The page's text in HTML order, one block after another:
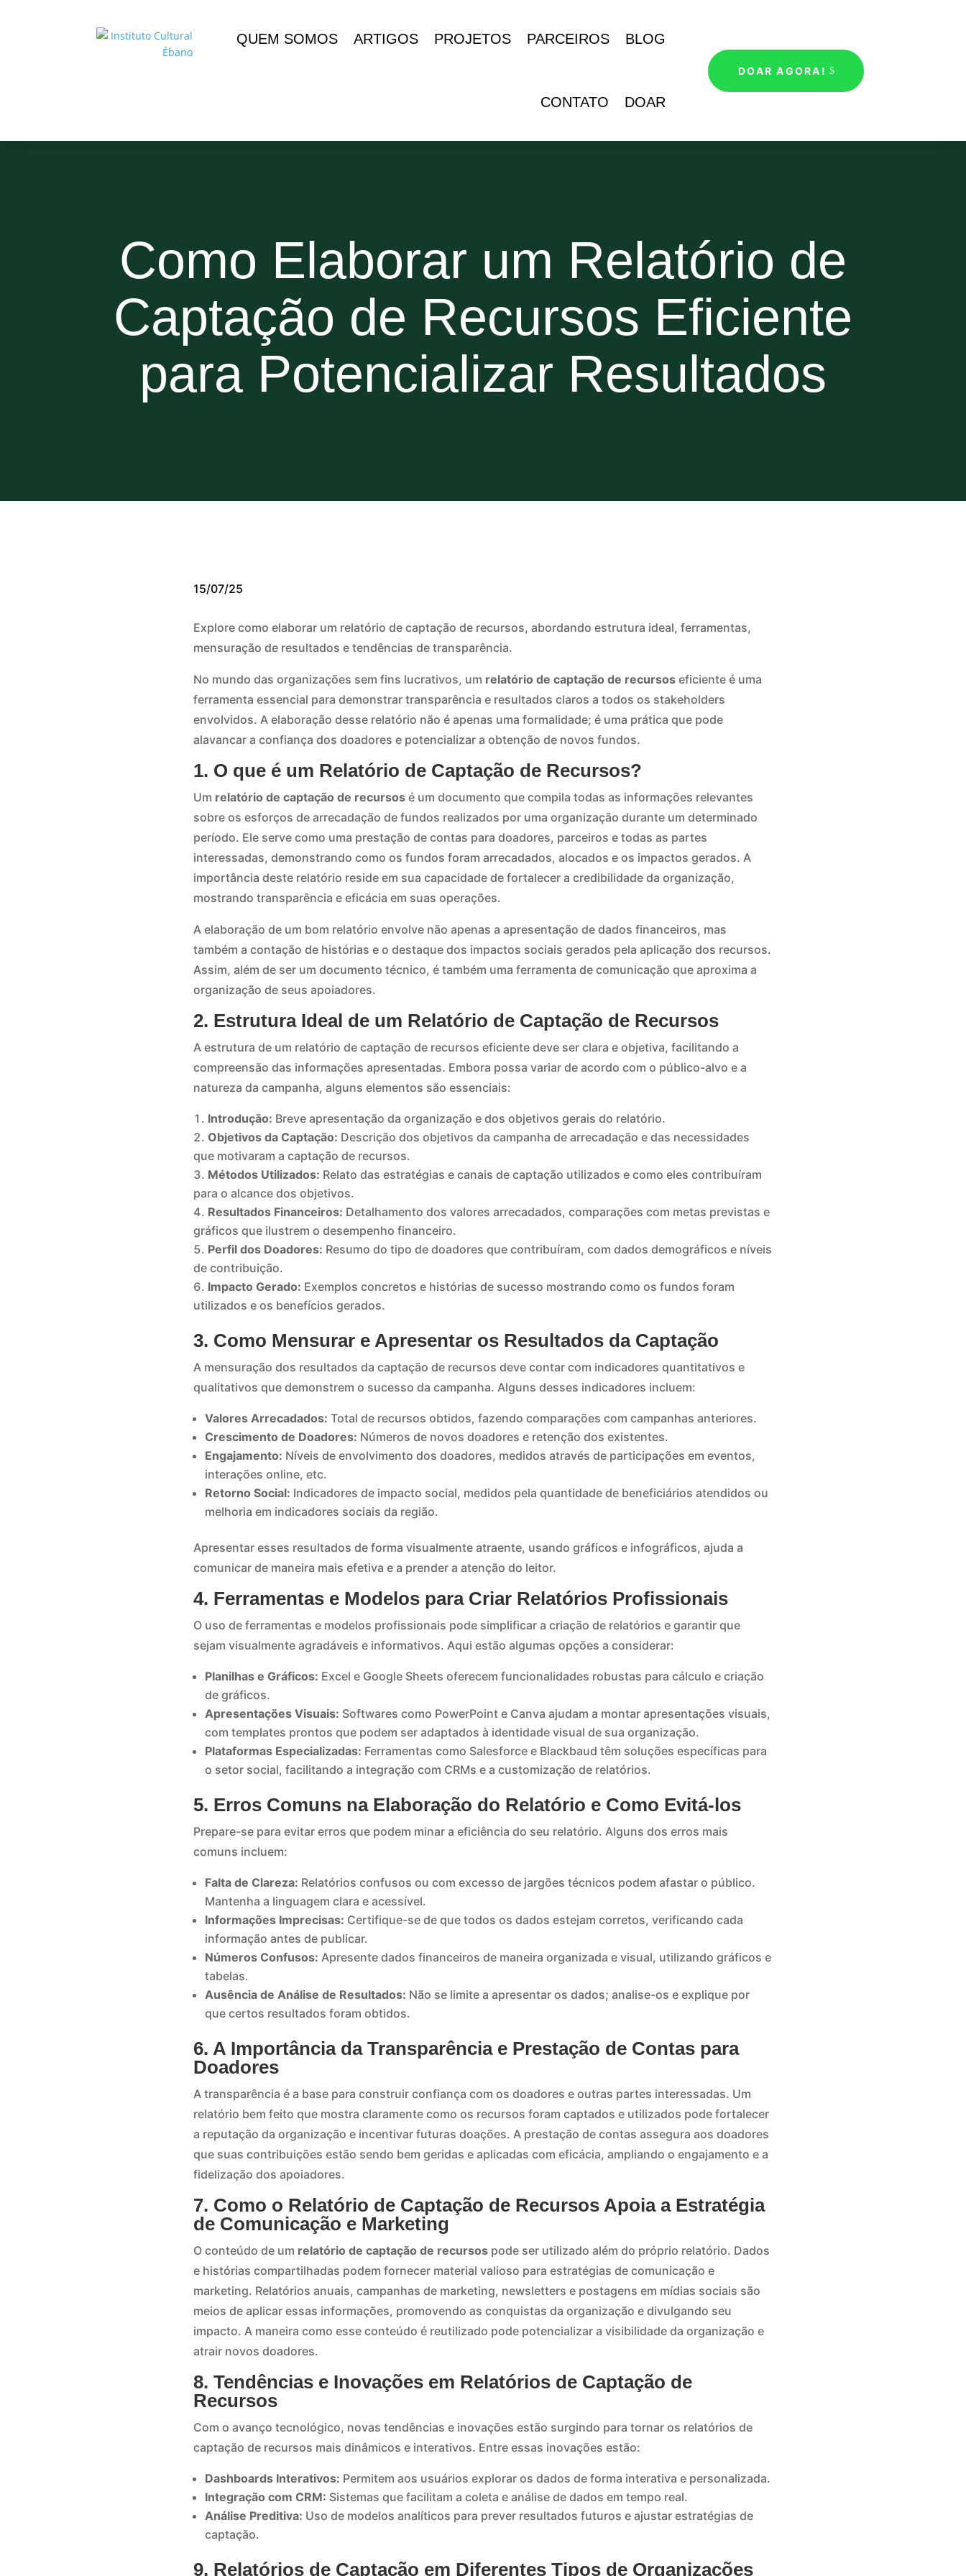
QUEM SOMOS ARTIGOS PROJETOS PARCEIROS BLOG
CONTATO DOAR
DOAR AGORA!
Como Elaborar um Relatório de
Captação de Recursos Eficiente
para Potencializar Resultados
15/07/25
Explore como elaborar um relatório de captação de recursos, abordando estrutura ideal, ferramentas,
mensuração de resultados e tendências de transparência.
No mundo das organizações sem fins lucrativos, um relatório de captação de recursoseficiente é uma
ferramenta essencial para demonstrar transparência e resultados claros a todos os stakeholders
envolvidos. A elaboração desse relatório não é apenas uma formalidade; é uma prática que pode
alavancar a confiança dos doadores e potencializar a obtenção de novos fundos.
1. O que é um Relatório de Captação de Recursos?
Um relatório de captação de recursosé um documento que compila todas as informações relevantes
sobre os esforços de arrecadação de fundos realizados por uma organização durante um determinado
período. Ele serve como uma prestação de contas para doadores, parceiros e todas as partes
interessadas, demonstrando como os fundos foram arrecadados, alocados e os impactos gerados. A
importância deste relatório reside em sua capacidade de fortalecer a credibilidade da organização,
mostrando transparência e eficácia em suas operações.
A elaboração de um bom relatório envolve não apenas a apresentação de dados financeiros, mas
também a contação de histórias e o destaque dos impactos sociais gerados pela aplicação dos recursos.
Assim, além de ser um documento técnico, é também uma ferramenta de comunicação que aproxima a
organização de seus apoiadores.
2. Estrutura Ideal de um Relatório de Captação de Recursos
A estrutura de um relatório de captação de recursos eficiente deve ser clara e objetiva, facilitando a
compreensão das informações apresentadas. Embora possa variar de acordo com o público-alvo e a
natureza da campanha, alguns elementos são essenciais:
Introdução: Breve apresentação da organização e dos objetivos gerais do relatório.
Objetivos da Captação: Descrição dos objetivos da campanha de arrecadação e das necessidades
que motivaram a captação de recursos.
Métodos Utilizados: Relato das estratégias e canais de captação utilizados e como eles contribuíram
para o alcance dos objetivos.
Resultados Financeiros: Detalhamento dos valores arrecadados, comparações com metas previstas e
gráficos que ilustrem o desempenho financeiro.
Perfil dos Doadores: Resumo do tipo de doadores que contribuíram, com dados demográficos e níveis
de contribuição.
Impacto Gerado: Exemplos concretos e histórias de sucesso mostrando como os fundos foram
utilizados e os benefícios gerados.
3. Como Mensurar e Apresentar os Resultados da Captação
A mensuração dos resultados da captação de recursos deve contar com indicadores quantitativos e
qualitativos que demonstrem o sucesso da campanha. Alguns desses indicadores incluem:
Valores Arrecadados: Total de recursos obtidos, fazendo comparações com campanhas anteriores.
Crescimento de Doadores: Números de novos doadores e retenção dos existentes.
Engajamento: Níveis de envolvimento dos doadores, medidos através de participações em eventos,
interações online, etc.
Retorno Social: Indicadores de impacto social, medidos pela quantidade de beneficiários atendidos ou
melhoria em indicadores sociais da região.
Apresentar esses resultados de forma visualmente atraente, usando gráficos e infográficos, ajuda a
comunicar de maneira mais efetiva e a prender a atenção do leitor.
4. Ferramentas e Modelos para Criar Relatórios Profissionais
O uso de ferramentas e modelos profissionais pode simplificar a criação de relatórios e garantir que
sejam visualmente agradáveis e informativos. Aqui estão algumas opções a considerar:
Planilhas e Gráficos: Excel e Google Sheets oferecem funcionalidades robustas para cálculo e criação
de gráficos.
Apresentações Visuais: Softwares como PowerPoint e Canva ajudam a montar apresentações visuais,
com templates prontos que podem ser adaptados à identidade visual de sua organização.
Plataformas Especializadas: Ferramentas como Salesforce e Blackbaud têm soluções específicas para
o setor social, facilitando a integração com CRMs e a customização de relatórios.
5. Erros Comuns na Elaboração do Relatório e Como Evitá-los
Prepare-se para evitar erros que podem minar a eficiência do seu relatório. Alguns dos erros mais
comuns incluem:
Falta de Clareza: Relatórios confusos ou com excesso de jargões técnicos podem afastar o público.
Mantenha a linguagem clara e acessível.
Informações Imprecisas: Certifique-se de que todos os dados estejam corretos, verificando cada
informação antes de publicar.
Números Confusos: Apresente dados financeiros de maneira organizada e visual, utilizando gráficos e
tabelas.
Ausência de Análise de Resultados: Não se limite a apresentar os dados; analise-os e explique por
que certos resultados foram obtidos.
6. A Importância da Transparência e Prestação de Contas para
Doadores
A transparência é a base para construir confiança com os doadores e outras partes interessadas. Um
relatório bem feito que mostra claramente como os recursos foram captados e utilizados pode fortalecer
a reputação da organização e incentivar futuras doações. A prestação de contas assegura aos doadores
que suas contribuições estão sendo bem geridas e aplicadas com eficácia, ampliando o engajamento e a
fidelização dos apoiadores.
7. Como o Relatório de Captação de Recursos Apoia a Estratégia
de Comunicação e Marketing
O conteúdo de um relatório de captação de recursospode ser utilizado além do próprio relatório. Dados
e histórias compartilhadas podem fornecer material valioso para estratégias de comunicação e
marketing. Relatórios anuais, campanhas de marketing, newsletters e postagens em mídias sociais são
meios de aplicar essas informações, promovendo as conquistas da organização e divulgando seu
impacto. A maneira como esse conteúdo é reutilizado pode potencializar a visibilidade da organização e
atrair novos doadores.
8. Tendências e Inovações em Relatórios de Captação de
Recursos
Com o avanço tecnológico, novas tendências e inovações estão surgindo para tornar os relatórios de
captação de recursos mais dinâmicos e interativos. Entre essas inovações estão:
Dashboards Interativos: Permitem aos usuários explorar os dados de forma interativa e personalizada.
Integração com CRM: Sistemas que facilitam a coleta e análise de dados em tempo real.
Análise Preditiva: Uso de modelos analíticos para prever resultados futuros e ajustar estratégias de
captação.
9. Relatórios de Captação em Diferentes Tipos de Organizações